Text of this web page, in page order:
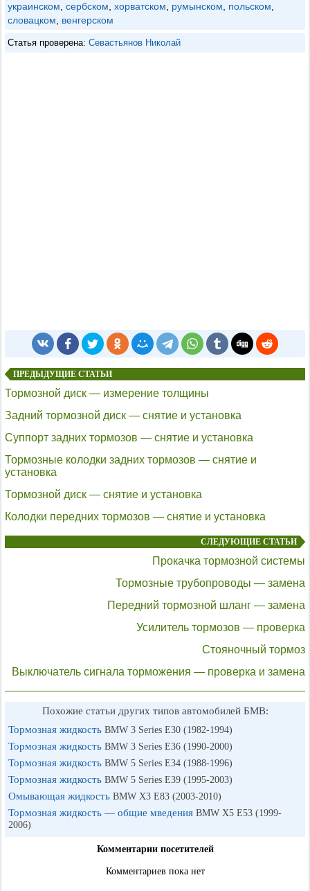
украинском сербском хорватском румынском польском
словацком
венгерском
Статья проверена: Севастьянов Николай
ПРЕДЫДУЩИЕ СТАТЬИ
Тормозной диск — измерение толщины
Задний тормозной диск — снятие и установка
Суппорт задних тормозов — снятие и установка
Тормозные колодки задних тормозов — снятие и
установка
Тормозной диск — снятие и установка
Колодки передних тормозов — снятие и установка
СЛЕДУЮЩИЕ СТАТЬИ
Прокачка тормозной системы
Тормозные трубопроводы — замена
Передний тормозной шланг — замена
Усилитель тормозов — проверка
Стояночный тормоз
Выключатель сигнала торможения — проверка и замена
Похожие статьи других типов автомобилей БМВ:
Тормозная жидкость BMW 3 Series E30 (1982-1994)
Тормозная жидкость BMW 3 Series E36 (1990-2000)
Тормозная жидкость BMW 5 Series E34 (1988-1996)
Тормозная жидкость BMW 5 Series E39 (1995-2003)
Омывающая жидкость BMW X3 E83 (2003-2010)
Тормозная жидкость — общие мведения BMW X5 E53 (1999-
2006)
Комментарии посетителей
Комментариев пока нет